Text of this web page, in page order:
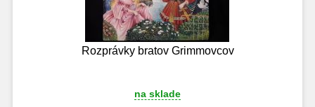
Rozprávky bratov Grimmovcov
na sklade